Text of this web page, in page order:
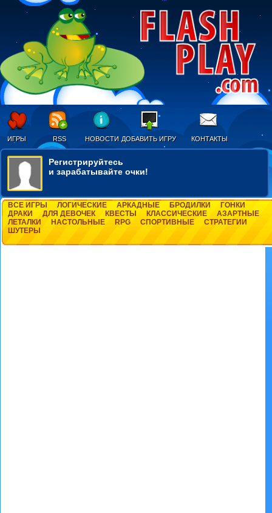
ИГРЫ RSS НОВОСТИ ДОБАВИТЬ ИГРУ КОНТАКТЫ
Регистрируйтесь
и зарабатывайте очки!
ВСЕ ИГРЫ ЛОГИЧЕСКИЕ АРКАДНЫЕ БРОДИЛКИ
ГОНКИ
ДРАКИ
ДЛЯ ДЕВОЧЕК КВЕСТЫ КЛАССИЧЕСКИЕ
АЗАРТНЫЕ
ЛЕТАЛКИ
НАСТОЛЬНЫЕ RPG СПОРТИВНЫЕ
СТРАТЕГИИ
ШУТЕРЫ